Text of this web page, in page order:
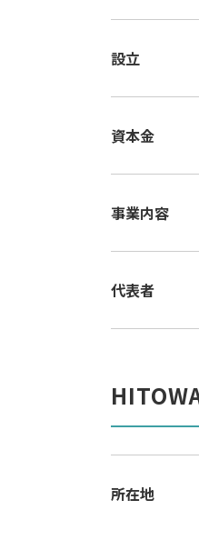
設立
資本金
事業内容
代表者
所在地